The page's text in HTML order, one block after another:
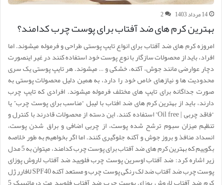
14 مرداد 1403 2
بهترین کرم های ضد آفتاب برای پوست چرب کدامند؟
امروزه کرم های ضد آفتاب برای انواع تایپ پوستی طراحی و فرموله میشوند. اما
افراد، باید از محصولات سازگار با نوع پوست خود استفاده کنند در غیر اینصورت
دچار عوارضی مانند جوش، آکنه، خشکی و … میشوند. هر تایپ پوستی یک سری
محدودیت ها و نیازهای خاص خود را دارد، به همین دلیل محصولات پوستی به
صورت جداگانه برای تایپ های مختلف فرموله میشوند. افرادی که تایپ چرب
دارند، باید از بهترین کرم های ضد افتاب با لیبل “مناسب برای پوست چرب” یا
“فاقد چربی | Oil free” استفاده کنند. این دسته از محصولات قادرند با کنترل و
تنظیم میزان سبوم ترشح شده پوست، از چربی اضافی و براق شدن پوست،
انسداد منافذ و بروز جوش و آکنه جلوگیری کنند. اما اگر بخواهیم به طور خلاصه
بگوییم که بهترین کرم های ضد آفتاب برای پوست چرب کدامند، میتوان به 5 مدل
زیر اشاره کرد: ضد آفتاب اوسرین پوست چرب فلویید ضد آفتاب لاروش پوزای
پوست چرب ضد آفتاب ضد لک رنگی پوست چرب و مستعد آکنه SPF40 لافارر ژل